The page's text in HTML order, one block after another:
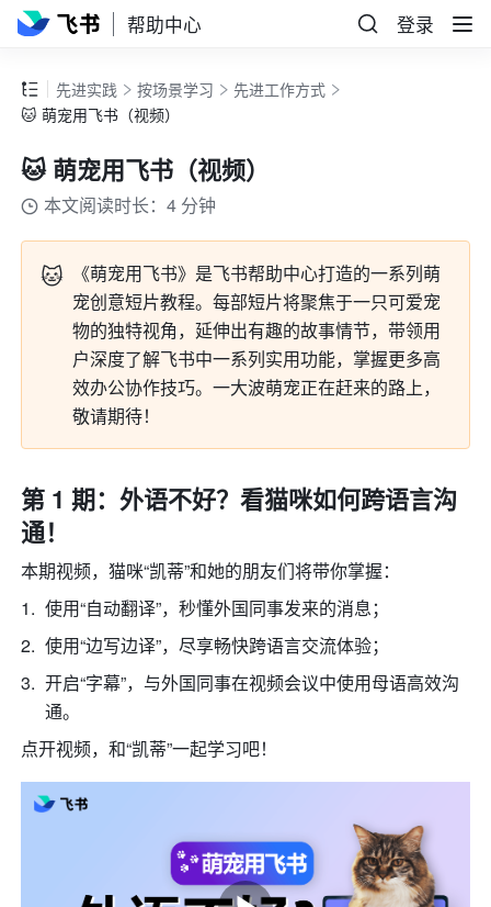
帮助中心 登录
先进实践 按场景学习
先进工作方式
🐱 萌宠用飞书（视频）
🐱 萌宠用飞书（视频）
本文阅读时长：4 分钟
🐱
《萌宠用飞书》是飞书帮助中心打造的一系列萌
宠创意短片教程。每部短片将聚焦于一只可爱宠
物的独特视角，延伸出有趣的故事情节，带领用
户深度了解飞书中一系列实用功能，掌握更多高
效办公协作技巧。一大波萌宠正在赶来的路上，
敬请期待！
第 1 期：外语不好？看猫咪如何跨语言沟
通！
本期视频，猫咪“凯蒂”和她的朋友们将带你掌握：
使用“自动翻译”，秒懂外国同事发来的消息；
使用“边写边译”，尽享畅快跨语言交流体验；
开启“字幕”，与外国同事在视频会议中使用母语高效沟
通。
点开视频，和“凯蒂”一起学习吧！